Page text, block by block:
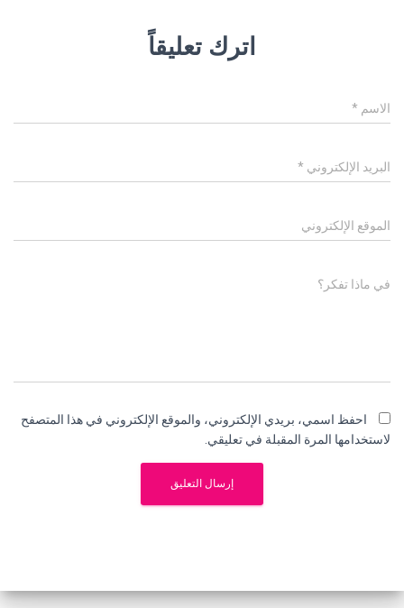
اترك تعليقاً
الاسم *
البريد الإلكتروني *
الموقع الإلكتروني
في ماذا تفكر؟
احفظ اسمي، بريدي الإلكتروني، والموقع الإلكتروني في هذا المتصفح
لاستخدامها المرة المقبلة في تعليقي.